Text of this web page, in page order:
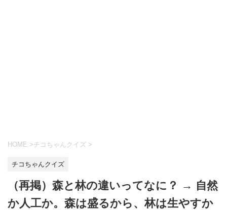
HOME >チコちゃんクイズ >
チコちゃんクイズ
（再掲）森と林の違いってなに？ → 自然
か人工か。森は盛るから、林は生やすか